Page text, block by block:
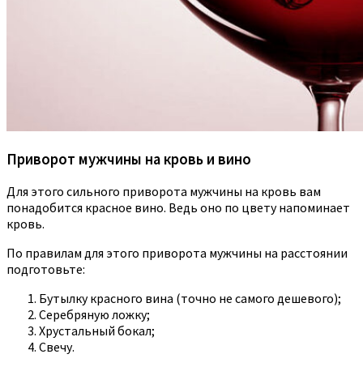
Приворот мужчины на кровь и вино
Для этого сильного приворота мужчины на кровь вам
понадобится красное вино. Ведь оно по цвету напоминает
кровь.
По правилам для этого приворота мужчины на расстоянии
подготовьте:
Бутылку красного вина (точно не самого дешевого);
Серебряную ложку;
Хрустальный бокал;
Свечу.